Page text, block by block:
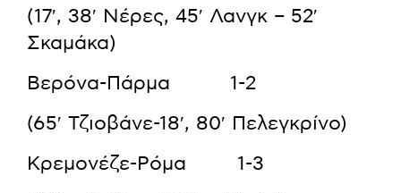
(17′, 38′ Νέρες, 45′ Λανγκ – 52′
Σκαμάκα)
Βερόνα-Πάρμα 1-2
(65′ Τζιοβάνε-18′, 80′ Πελεγκρίνο)
Κρεμονέζε-Ρόμα 1-3